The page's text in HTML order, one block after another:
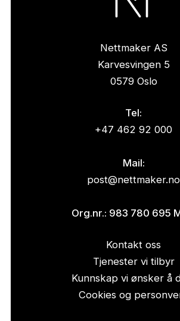
Nettmaker AS
Karvesvingen 5
0579 Oslo
Tel:
+47 462 92 000
Mail:
post@nettmaker.no
Org.nr.: 983 780 695
Kontakt oss
Tjenester vi tilbyr
Kunnskap vi ønsker å
Cookies og